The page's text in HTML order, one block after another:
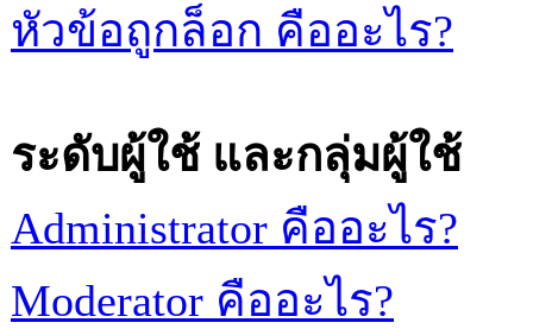
หัวข้อถูกล็อก คืออะไร?
ระดับผู้ใช้ และกลุ่มผู้ใช้
Administrator คืออะไร?
Moderator คืออะไร?